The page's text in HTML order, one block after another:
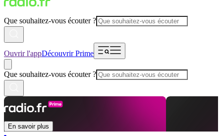
Que souhaitez-vous écouter ?
Ouvrir l'appDécouvrir Prime
Que souhaitez-vous écouter ?
En savoir plus